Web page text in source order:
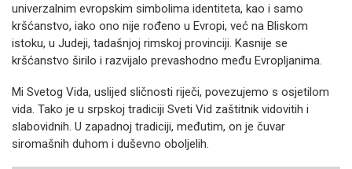
univerzalnim evropskim simbolima identiteta, kao i samo
kršćanstvo, iako ono nije rođeno u Evropi, već na Bliskom
istoku, u Judeji, tadašnjoj rimskoj provinciji. Kasnije se
kršćanstvo širilo i razvijalo prevashodno među Evropljanima.
Mi Svetog Vida, uslijed sličnosti riječi, povezujemo s osjetilom
vida. Tako je u srpskoj tradiciji Sveti Vid zaštitnik vidovitih i
slabovidnih. U zapadnoj tradiciji, međutim, on je čuvar
siromašnih duhom i duševno oboljelih.